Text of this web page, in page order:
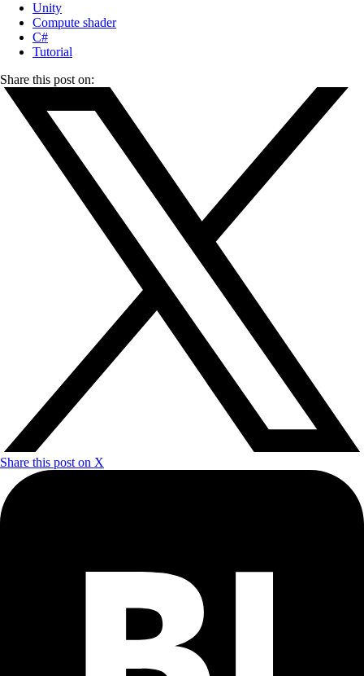
Unity
Compute shader
C#
Tutorial
Share this post on:
Share this post on X